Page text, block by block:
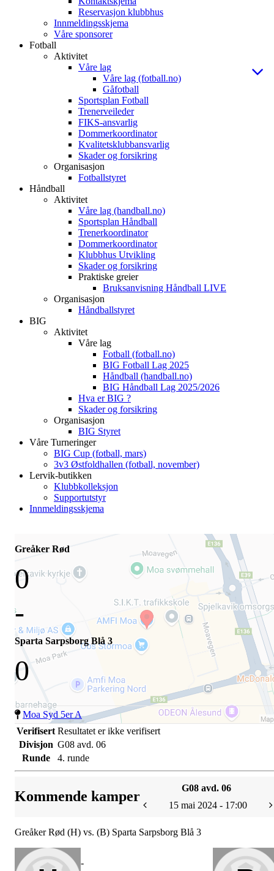
Reservasjon klubbhus
Innmeldingsskjema
Våre sponsorer
Fotball
Aktivitet
Våre lag
Våre lag (fotball.no)
Gåfotball
Sportsplan Fotball
Trenerveileder
FIKS-ansvarlig
Dommerkoordinator
Kvalitetsklubbansvarlig
Skader og forsikring
Organisasjon
Fotballstyret
Håndball
Aktivitet
Våre lag (handball.no)
Sportsplan Håndball
Trenerkoordinator
Dommerkoordinator
Klubbhus Utvikling
Skader og forsikring
Praktiske greier
Bruksanvisning Håndball LIVE
Organisasjon
Håndballstyret
BIG
Aktivitet
Våre lag
Fotball (fotball.no)
BIG Fotball Lag 2025
Håndball (handball.no)
BIG Håndball Lag 2025/2026
Hva er BIG ?
Skader og forsikring
Organisasjon
BIG Styret
Våre Turneringer
BIG Cup (fotball, mars)
3v3 Østfoldhallen (fotball, november)
Lervik-butikken
Klubbkolleksjon
Supportutstyr
Innmeldingsskjema
Greåker Rød
0
-
Sparta Sarpsborg Blå 3
0
Moa Syd 5er A
Verifisert Resultatet er ikke verifisert
Divisjon G08 avd. 06
Runde
4. runde
Kommende kamper
G08 avd. 06
15 mai 2024 - 17:00
Greåker Rød (H) vs. (B) Sparta Sarpsborg Blå 3
-